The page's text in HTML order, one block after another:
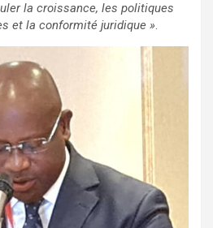
la croissance, les politiques
et la conformité juridique ».